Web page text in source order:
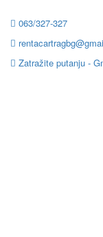
063/327-327
Zatražite putanju -